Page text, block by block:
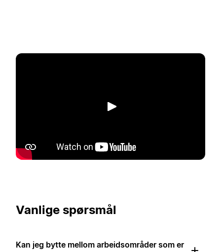
Spill av
Vanlige spørsmål
Kan jeg bytte mellom arbeidsområder som er